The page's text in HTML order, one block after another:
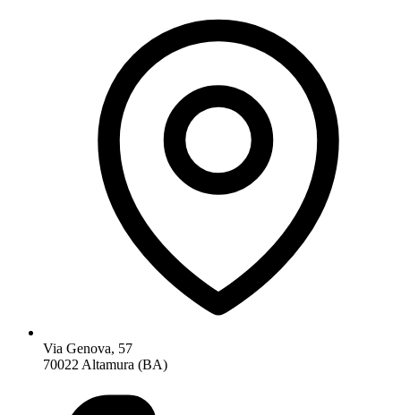
Via Genova, 57
70022 Altamura (BA)